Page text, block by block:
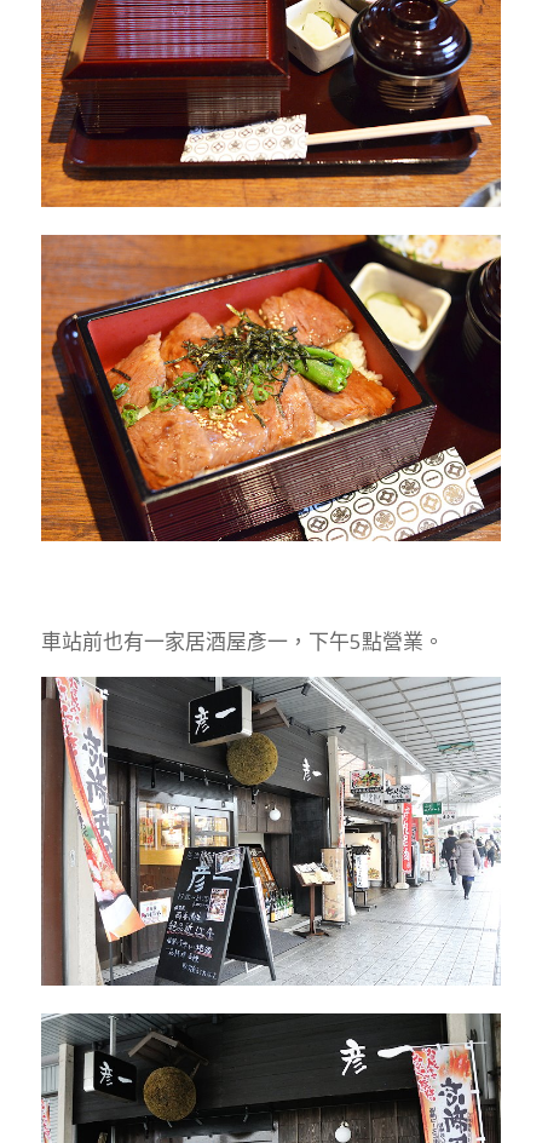
車站前也有一家居酒屋彥一，下午5點營業。